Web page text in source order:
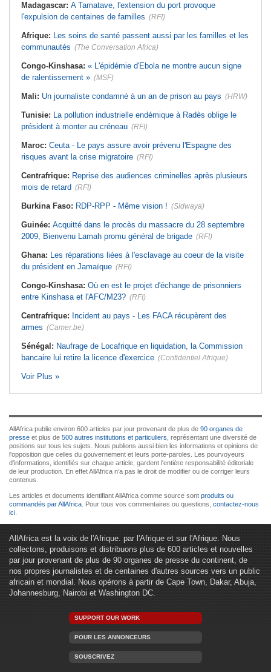
Madagascar: A Tamatave, l'extension du port provoque
l'expulsion de centaines de familles (RFI)
Afrique: Les soins de santé passent aussi par les familles et les
communautés (The Conversation Africa)
Congo-Kinshasa: « L'épidémie d'Ebola ne montre aucun signe
de ralentissement » (MSF)
Mali: Un journaliste condamné à un an de prison au pays (HRW)
Tunisie: La pollution industrielle endémique à Radès oblige le
président à monter au créneau (RFI)
Maroc: Ceuta - Le pays assure avoir prévenu l'Espagne des
risques avant la crise migratoire (RFI)
Centrafrique: Reprise des audiences criminelles après plusieurs
mois de retard (RFI)
Burkina Faso: RDP-RPP - Même vision ! (Sidwaya)
Guinée: Acquitté dans le procès du massacre du 28 septembre
2009, Bienvenu Lamah promu général de brigade (RFI)
Ghana: Les réparations liées à l'esclavage au coeur de la visite
du président en Jamaïque (RFI)
Congo-Kinshasa: Où en est le projet d'échange de prisonniers
entre Kinshasa et l'AFC/M23? (RFI)
Centrafrique: Incident au pays - Les FACA récupèrent des
armes (Camer.be)
Sénégal: Naufrage de Locafrique en liquidation, la Commission
bancaire lui retire la licence d'exercice (Confidentiel Afrique)
Voir Plus »
AllAfrica publie environ 600 articles par jour provenant de plus de 90 organes de
presse et plus de 500 autres institutions et particuliers , représentant une diversité de
positions sur tous les sujets. Nous publions aussi bien les informations et opinions de
l'opposition que celles du gouvernement et leurs porte-paroles. Les pourvoyeurs
d'informations, identifiés sur chaque article, gardent l'entière responsabilité éditoriale
de leur production. En effet AllAfrica n'a pas le droit de modifier ou de corriger leurs
contenus.
Les articles et documents identifiant AllAfrica comme source sont produits ou
commandés par AllAfrica . Pour tous vos commentaires ou questions, contactez-nous
ici
AllAfrica est la voix de l'Afrique. par l'Afrique et sur l'Afrique. Nous
collectons, produisons et distribuons plus de 600 articles et nouvelles
par jour provenant de plus de 90 organes de presse du continent, de
nos propres journalistes et de centaines d'autres sources vers un public
africain et mondial. Nous opérons à partir de Cape Town, Dakar, Abuja,
Johannesburg, Nairobi et Washington DC.
SUPPORT OUR WORK
POUR LES ANNONCEURS
SOUSCRIVEZ